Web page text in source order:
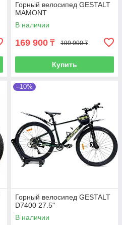
Горный велосипед GESTALT
MAMONT
В наличии
169 900 ₸ 199 900 ₸
Купить
–10%
Горный велосипед GESTALT
D7400 27.5"
В наличии